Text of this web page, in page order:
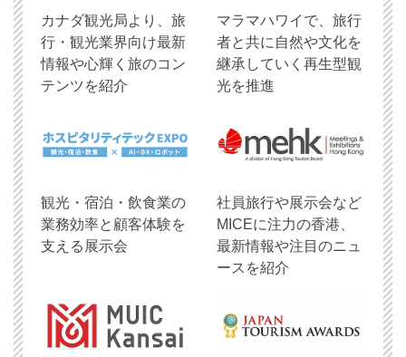
​カナダ観光局より、旅
行・観光業界向け最新
情報や心輝く旅のコン
テンツを紹介
マラマハワイで、旅行
者と共に自然や文化を
継承していく再生型観
光を推進
観光・宿泊・飲食業の
業務効率と顧客体験を
支える展示会
社員旅行や展示会など
MICEに注力の香港、
最新情報や注目のニュ
ースを紹介